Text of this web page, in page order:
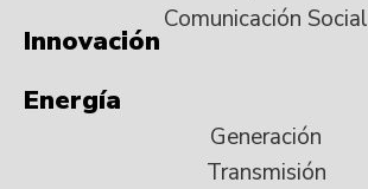
Comunicación Social
Innovación
Energía
Generación
Transmisión